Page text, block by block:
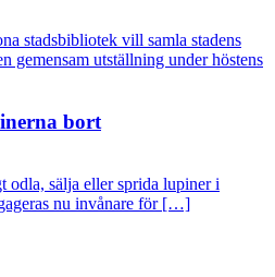
stadsbibliotek vill samla stadens
gemensam utställning under höstens
bort
sälja eller sprida lupiner i
nu invånare för […]